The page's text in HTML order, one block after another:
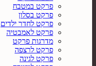
פרקט במטבח
פרקט בסלון
פרקט לחדר ילדים
פרקט לאמבטיה
מדרגות פרקט
פרקט לרצפה
פרקט לגינה